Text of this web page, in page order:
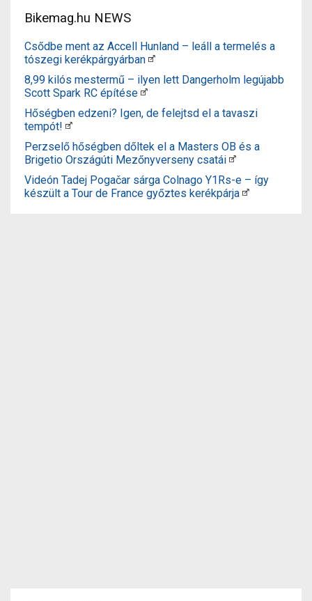
Bikemag.hu NEWS
Csődbe ment az Accell Hunland – leáll a termelés a
tószegi kerékpárgyárban
8,99 kilós mestermű – ilyen lett Dangerholm legújabb
Scott Spark RC építése
Hőségben edzeni? Igen, de felejtsd el a tavaszi
tempót!
Perzselő hőségben dőltek el a Masters OB és a
Brigetio Országúti Mezőnyverseny csatái
Videón Tadej Pogačar sárga Colnago Y1Rs-e – így
készült a Tour de France győztes kerékpárja